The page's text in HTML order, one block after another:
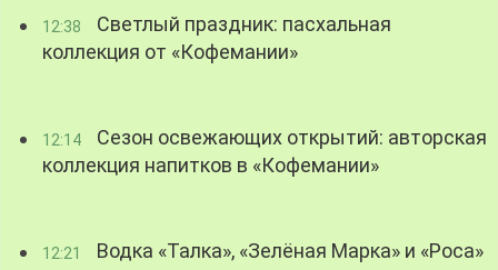
12:38
Светлый праздник: пасхальная
коллекция от «Кофемании»
12:14
Сезон освежающих открытий: авторская
коллекция напитков в «Кофемании»
12:21
Водка «Талка», «Зелёная Марка» и «Роса»